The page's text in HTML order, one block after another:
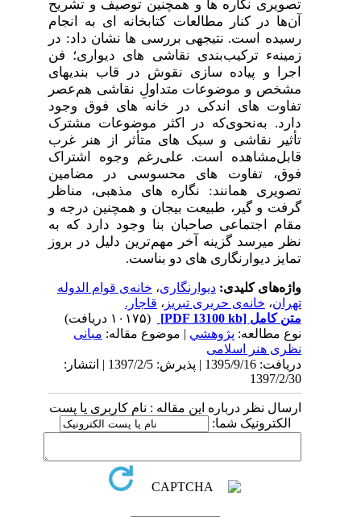
تصویری نگاره­ ها و همچنین توصیف و تشریح
آن‌ها در کنار مطالعات کتابخانه­ ای به انجام
رسیده است. نتیجه­ی بررسی­ ها نشان داد: در
زمینهء ترکیب‌بندی نقاشی­ های دیواری؛ فن
اجرا و پیاده ­سازی نقوش در قاب­ بندی­های
مشخص و موضوعات متداولِ نقاشی هم‌عصر
تفاوت­ های اندکی در خانه­ های فوق وجود
دارد. به‌نحوی‌که در اکثر موضوعات مشترک
تأثیر نقاشی و سبک­ های متأثر از هنر غرب
قابل‌مشاهده است. علی‌رغم وجوه اشتراک
فوق، تفاوت­ های محسوسی در مضامین
تصویری همانند: نگاره­ های مذهبی، مناظر
گرفت و گیر، طبیعت بیجان و همچنین درجه و
مقام اجتماعی صاحبان بنا وجود دارد که به
نظر می­رسد گزینه آخر مهم‌ترین دلیل در بروز
تمایز دیوار­نگاری­ های دو بناست.
واژه‌های کلیدی:دیوارنگاری، خانه‌ی قوام الدوله
خانه‌ی حریری تبریز، قاجار.
متن کامل[PDF 13100 kb]
(۱۰۱۷۵ دریافت)
نوع مطالعه: پژوهشي | موضوع مقاله:مبانی
نظری هنر اسلامی
دریافت: 1395/9/16 | پذیرش: 1397/2/5 | انتشار:
1397/2/30
ارسال نظر درباره این مقاله : نام کاربری یا پست
الکترونیک شما: